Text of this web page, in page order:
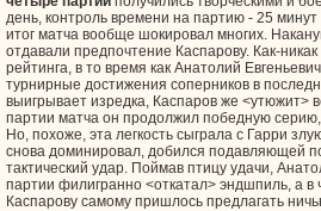
день, контроль времени на партию - 25
итог матча вообще шокировал многих.
отдавали предпочтение Каспарову. Как-
рейтинга, в то время как Анатолий
турнирные достижения соперников в
выигрывает изредка, Каспаров же <утюжит>
партии матча он продолжил победную
Но, похоже, эта легкость сыграла с Гарри
снова доминировал, добился подавляющей
тактический удар. Поймав птицу удачи,
партии филигранно <откатал> эндшпиль, а в
Каспарову самому пришлось предлагать